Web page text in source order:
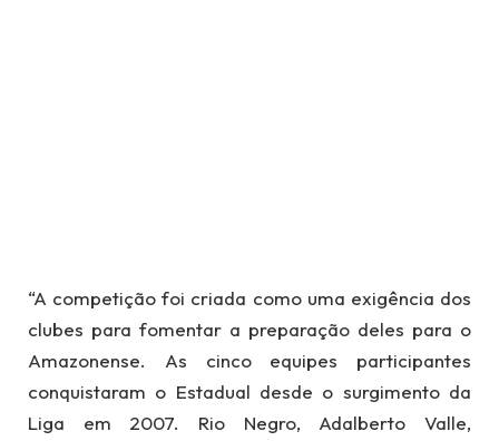
“A competição foi criada como uma exigência dos
clubes para fomentar a preparação deles para o
Amazonense. As cinco equipes participantes
conquistaram o Estadual desde o surgimento da
Liga em 2007. Rio Negro, Adalberto Valle,